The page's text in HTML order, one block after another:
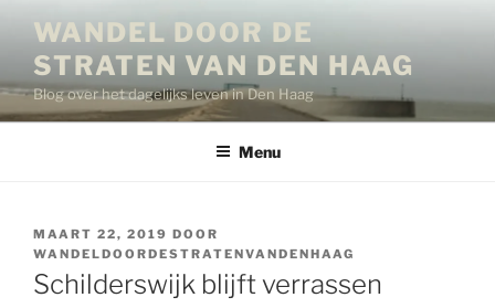
inhoud
WANDEL DOOR DE
STRATEN VAN DEN HAAG
Blog over het dagelijks leven in Den Haag
Menu
GEPLAATST
OP
MAART 22, 2019 DOOR
WANDELDOORDESTRATENVANDENHAAG
Schilderswijk blijft verrassen